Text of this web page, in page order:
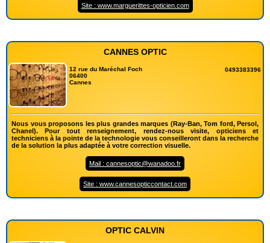
Site : www.marguerittes-opticien.com
CANNES OPTIC
12 rue du Maréchal Foch
06400
Cannes
0493383396
Nous vous proposons les plus grandes marques (Ray-Ban, Tom ford, Persol,
Chanel). Pour tout renseignement, rendez-nous visite, opticiens et
techniciens à la pointe de la technologie vous conseilleront dans la recherche
de la solution la plus adaptée à votre correction visuelle.
Mail : cannesoptic@wanadoo.fr
Site : www.cannesopticcontact.com
OPTIC CALVIN